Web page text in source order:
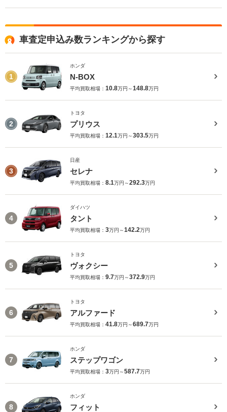
車査定申込み数ランキングから探す
1
ホンダ
N-BOX
平均買取相場： 10.8万円～148.8万円
2
トヨタ
プリウス
平均買取相場： 12.1万円～303.5万円
3
日産
セレナ
平均買取相場： 8.1万円～292.3万円
4
ダイハツ
タント
平均買取相場： 3万円～142.2万円
5
トヨタ
ヴォクシー
平均買取相場： 9.7万円～372.9万円
6
トヨタ
アルファード
平均買取相場： 41.8万円～689.7万円
7
ホンダ
ステップワゴン
平均買取相場： 3万円～587.7万円
8
ホンダ
フィット